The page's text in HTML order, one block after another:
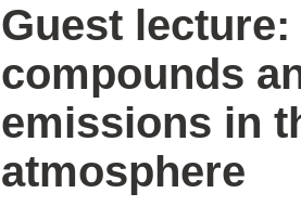
Guest
compounds
emissions in
atmosphere